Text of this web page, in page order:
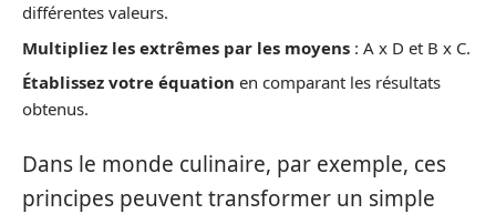
différentes valeurs.
Multipliez les extrêmes par les moyens : A x D et B x C.
Établissez votre équation en comparant les résultats
obtenus.
Dans le monde culinaire, par exemple, ces
principes peuvent transformer un simple